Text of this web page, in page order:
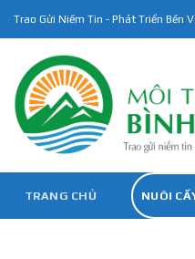
content
Trao Gửi Niềm Tin - Phát Triển Bền
TRANG CHỦ NUÔI